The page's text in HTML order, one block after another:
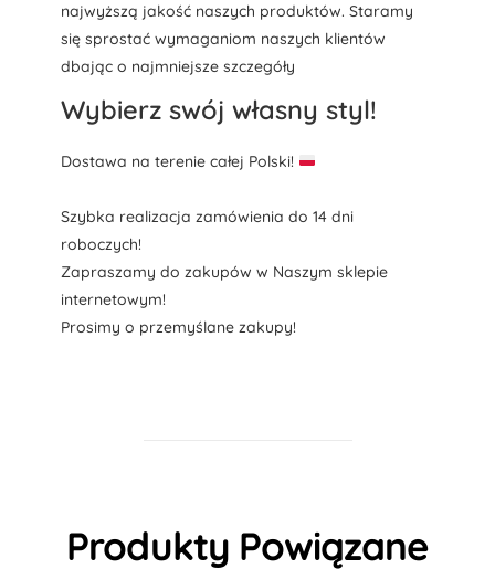
najwyższą jakość naszych produktów. Staramy
się sprostać wymaganiom naszych klientów
dbając o najmniejsze szczegóły
Wybierz swój własny styl!
Dostawa na terenie całej Polski!
Szybka realizacja zamówienia do 14 dni
roboczych!
Zapraszamy do zakupów w Naszym sklepie
internetowym!
Prosimy o przemyślane zakupy!
Produkty Powiązane